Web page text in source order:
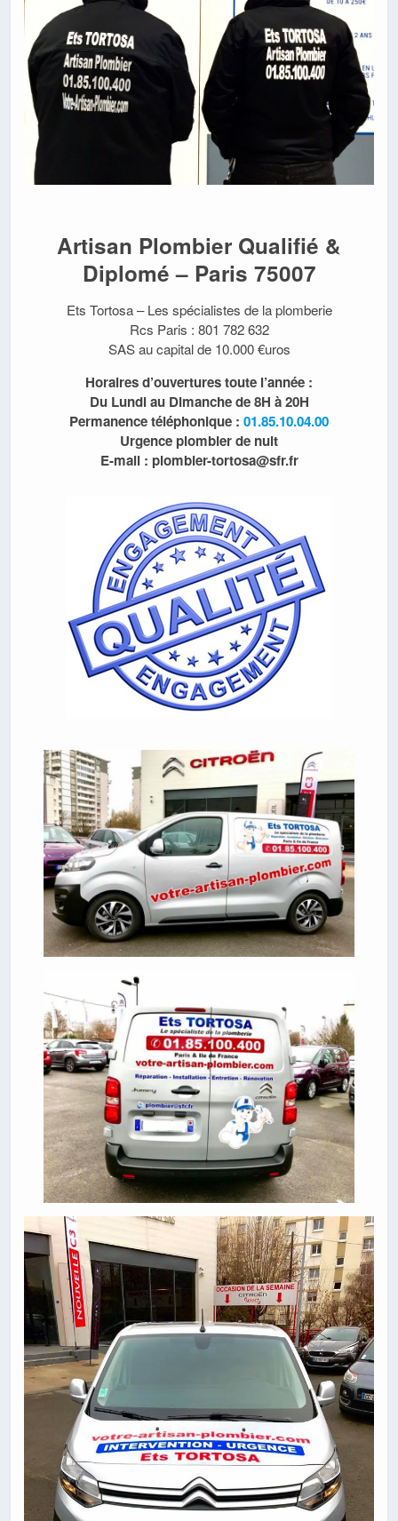
Artisan Plombier Qualifié &
Diplomé – Paris 75007
Ets Tortosa – Les spécialistes de la plomberie
Rcs Paris : 801 782 632
SAS au capital de 10.000 €uros
Horaires d’ouvertures toute l’année :
Du Lundi au Dimanche de 8H à 20H
Permanence téléphonique : 01.85.10.04.00
Urgence plombier de nuit
E-mail : plombier-tortosa@sfr.fr